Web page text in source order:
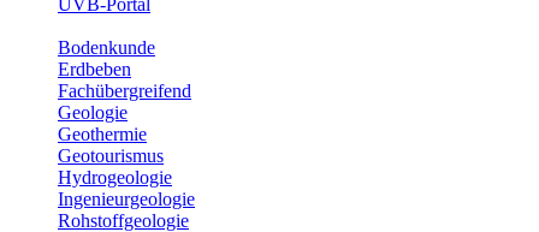
UVB-Portal
Bodenkunde
Erdbeben
Fachübergreifend
Geologie
Geothermie
Geotourismus
Hydrogeologie
Ingenieurgeologie
Rohstoffgeologie